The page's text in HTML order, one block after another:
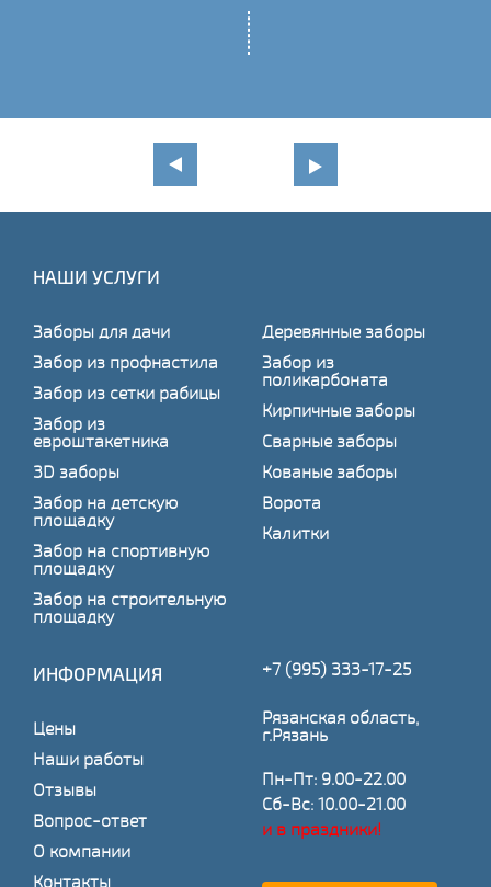
НАШИ УСЛУГИ
Заборы для дачи
Забор из профнастила
Забор из сетки рабицы
Забор из
евроштакетника
3D заборы
Забор на детскую
площадку
Забор на спортивную
площадку
Забор на строительную
площадку
Деревянные заборы
Забор из
поликарбоната
Кирпичные заборы
Сварные заборы
Кованые заборы
Ворота
Калитки
ИНФОРМАЦИЯ
Цены
Наши работы
Отзывы
Вопрос-ответ
О компании
Контакты
+7 (995) 333-17-25
Рязанская область,
г.Рязань
Пн-Пт: 9.00-22.00
Сб-Вс: 10.00-21.00
и в праздники!